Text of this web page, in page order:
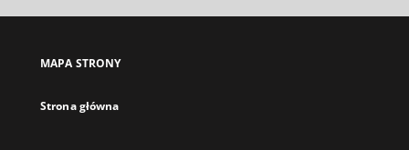
MAPA STRONY
Strona główna